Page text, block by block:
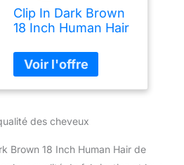
Clip In Dark Brown
18 Inch Human Hair
Euronext
des cheveux
Brown 18 Inch Human Hair de